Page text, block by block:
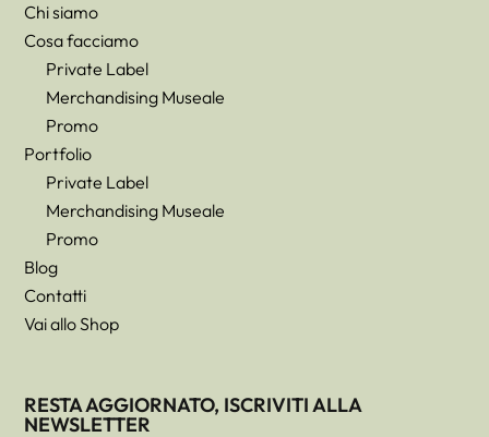
Chi siamo
Cosa facciamo
Private Label
Merchandising Museale
Promo
Portfolio
Private Label
Merchandising Museale
Promo
Blog
Contatti
Vai allo Shop
RESTA AGGIORNATO, ISCRIVITI ALLA
NEWSLETTER